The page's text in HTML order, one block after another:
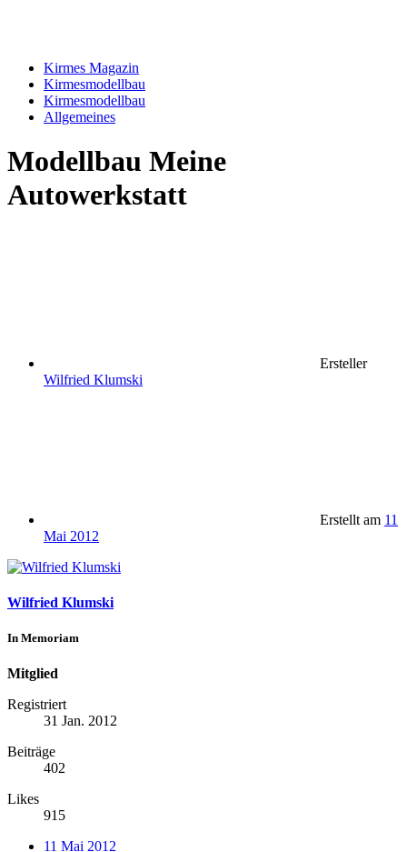
Kirmes Magazin
Kirmesmodellbau
Kirmesmodellbau
Allgemeines
Modellbau Meine
Autowerkstatt
Ersteller
Wilfried Klumski
Erstellt am 11
Mai 2012
Wilfried Klumski
In Memoriam
Mitglied
Registriert
31 Jan. 2012
Beiträge
402
Likes
915
11 Mai 2012